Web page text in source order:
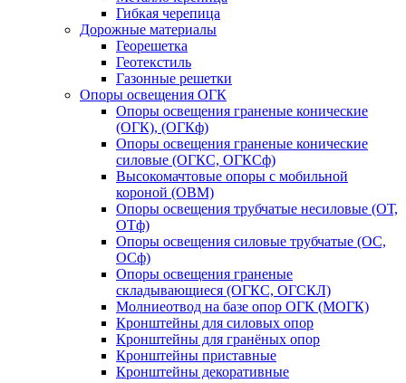
Гибкая черепица
Дорожные материалы
Георешетка
Геотекстиль
Газонные решетки
Опоры освещения ОГК
Опоры освещения граненые конические
(ОГК), (ОГКф)
Опоры освещения граненые конические
силовые (ОГКС, ОГКСф)
Высокомачтовые опоры с мобильной
короной (ОВМ)
Опоры освещения трубчатые несиловые (ОТ,
ОТф)
Опоры освещения силовые трубчатые (ОС,
ОСф)
Опоры освещения граненые
складывающиеся (ОГКС, ОГСКЛ)
Молниеотвод на базе опор ОГК (МОГК)
Кронштейны для силовых опор
Кронштейны для гранёных опор
Кронштейны приставные
Кронштейны декоративные